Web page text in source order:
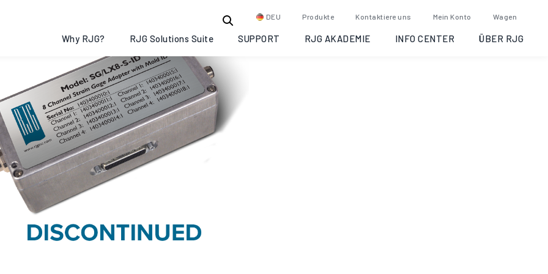
DEU Produkte Kontaktiere uns Mein Konto Wagen
Why RJG? RJG Solutions Suite SUPPORT RJG AKADEMIE INFO CENTER ÜBER RJG
SG/LX8-S-ID (Old Version)
Artikelnummer:sgKategorie:Eingestellte Produkte